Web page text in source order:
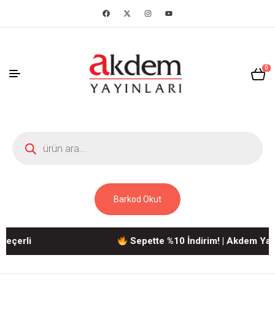
0
Barkod Okut
Sepette %10 İndirim! | Akdem